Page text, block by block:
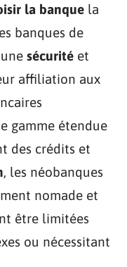
la banque la
banques de
sécurité et
affiliation aux
gamme étendue
des crédits et
, les néobanques
nomade et
être limitées
ou nécessitant